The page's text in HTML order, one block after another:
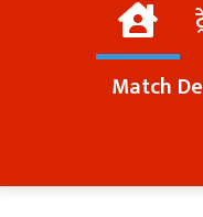
Match